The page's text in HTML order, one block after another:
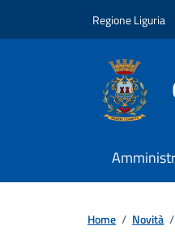
Regione Liguria
Home / Novità /